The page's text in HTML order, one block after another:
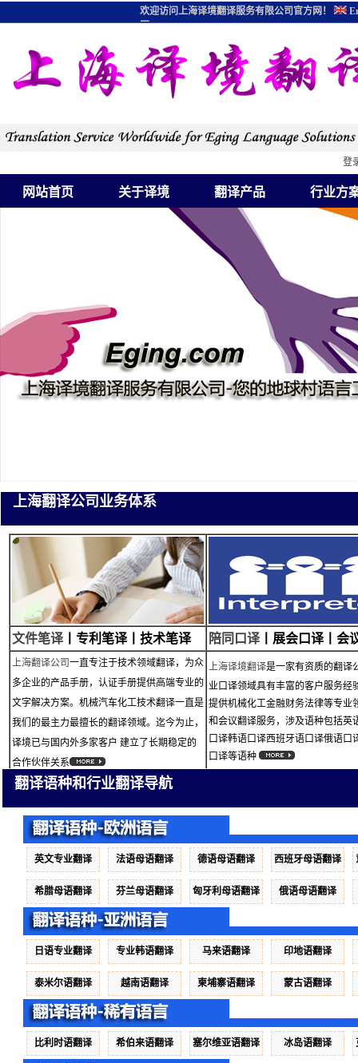
网站首页 关于译境 翻译产品 行业方
登
欢迎访问上海译境翻译服务有限公司官方网！
图
翻译语种和行业翻译导航
英文专业翻译 法语母语翻译 德语母语翻译 西班牙母语翻译
希腊母语翻译 芬兰母语翻译 匈牙利母语翻译 俄语母语翻译
日语专业翻译 专业韩语翻译 马来语翻译 印地语翻译
泰米尔语翻译 越南语翻译 柬埔寨语翻译 蒙古语翻译
比利时语翻译 希伯来语翻译 塞尔维亚语翻译 冰岛语翻译
上海翻译公司业务体系
文件笔译 丨专利笔译 丨技术笔译 陪同口译 丨展会口译 丨会
上海翻译公司 一直专注于技术领域翻译， 为众
多企业的产品手册，认证手册提供高端专业的
文字解决方案。机械汽车化工技术翻译一直是
我们的最主力最擅长的翻译领域。迄今为止，
译境已与国内外多家客户 建立了长期稳定的
合作伙伴关系
上海译境翻译是一家有资质的翻译
业口译领域具有丰富的客户服务经
提供机械化工金融财务法律等专业
和会议翻译服务，涉及语种包括英
口译韩语口译西班牙语口译俄语口
口译等语种